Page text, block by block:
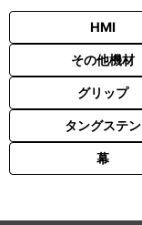
HMI
その他機材
グリップ
タングステン
幕